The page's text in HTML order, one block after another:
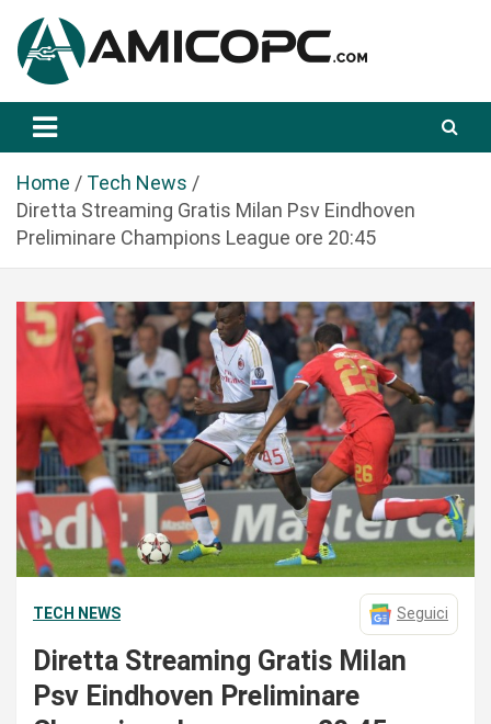
a
Amicopc.com
Home
Tech News
Diretta Streaming Gratis Milan Psv Eindhoven
Preliminare Champions League ore 20:45
TECH NEWS Seguici
Diretta Streaming Gratis Milan
Psv Eindhoven Preliminare